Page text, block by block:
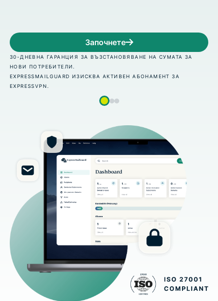
НА СУМАТА ЗА
АБОНАМЕНТ ЗА
Започнете
30-ДНЕВНА ГАРАНЦИЯ ЗА
EXPRESSMAILGUARD ИЗИСКВА